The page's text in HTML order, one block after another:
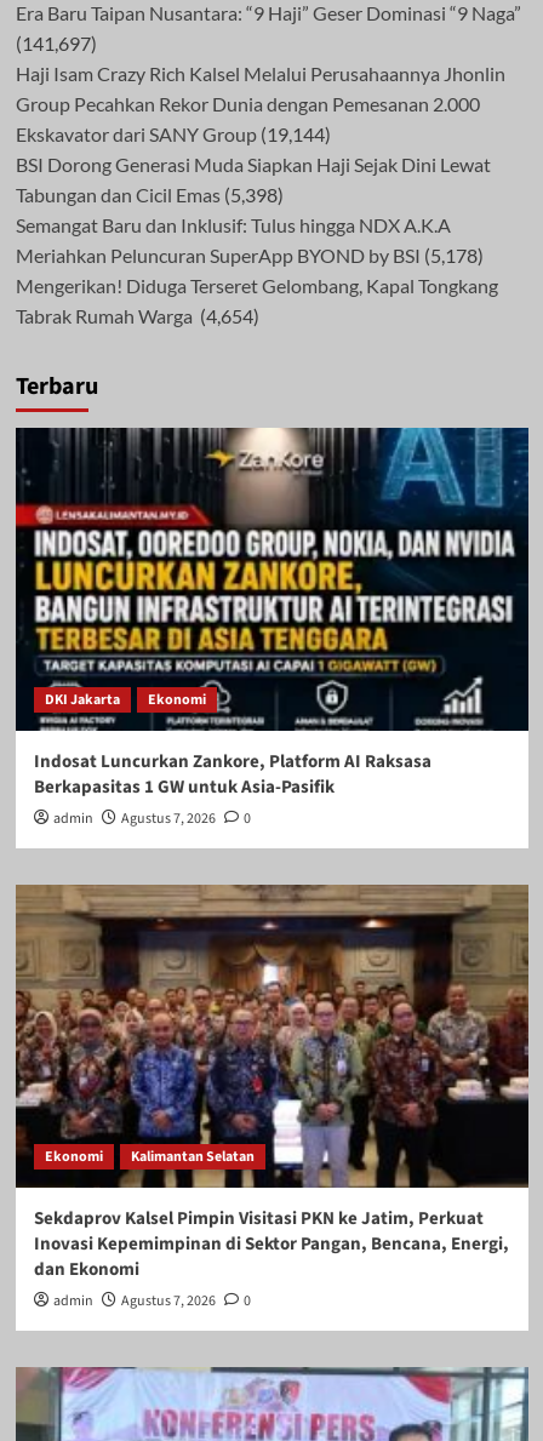
Era Baru Taipan Nusantara: “9 Haji” Geser Dominasi “9 Naga”
(141,697)
Haji Isam Crazy Rich Kalsel Melalui Perusahaannya Jhonlin
Group Pecahkan Rekor Dunia dengan Pemesanan 2.000
Ekskavator dari SANY Group (19,144)
BSI Dorong Generasi Muda Siapkan Haji Sejak Dini Lewat
Tabungan dan Cicil Emas (5,398)
Semangat Baru dan Inklusif: Tulus hingga NDX A.K.A
Meriahkan Peluncuran SuperApp BYOND by BSI (5,178)
Mengerikan! Diduga Terseret Gelombang, Kapal Tongkang
Tabrak Rumah Warga (4,654)
Terbaru
DKI Jakarta Ekonomi
Indosat Luncurkan Zankore, Platform AI Raksasa
Berkapasitas 1 GW untuk Asia-Pasifik
admin Agustus 7, 2026 0
Ekonomi Kalimantan Selatan
Sekdaprov Kalsel Pimpin Visitasi PKN ke Jatim, Perkuat
Inovasi Kepemimpinan di Sektor Pangan, Bencana, Energi,
dan Ekonomi
admin Agustus 7, 2026 0